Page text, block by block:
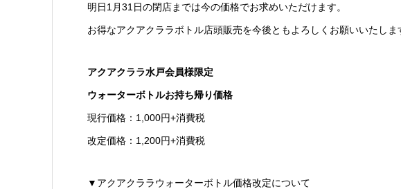
明日1月31日の閉店までは今の価格でお求めいただけます。
お得なアクアクララボトル店頭販売を今後ともよろしくお願いいたしま
アクアクララ水戸会員様限定
ウォーターボトルお持ち帰り価格
現行価格：1,000円+消費税
改定価格：1,200円+消費税
▼アクアクララウォーターボトル価格改定について